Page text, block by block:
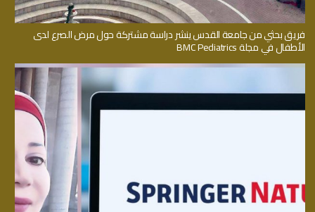
فريق بحثي من جامعة القدس ينشر دراسة مشتركة حول مرض الصرع لدى
الأطفال في مجلة BMC Pediatrics